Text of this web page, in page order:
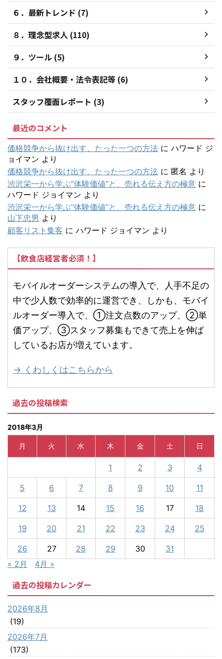
６．最新トレンド (7)
８．理念型求人 (110)
９．ツール (5)
１０．会社概要・法令表記等 (6)
スタッフ覆面レポート (3)
最近のコメント
価格競争から抜け出す、たった一つの方法 に ハワード ジ
ョイマン より
価格競争から抜け出す、たった一つの方法 に 匿名 より
渋沢栄一から学ぶ“体験価値”と、売れる伝え方の極意 に
ハワード ジョイマン より
渋沢栄一から学ぶ“体験価値”と、売れる伝え方の極意 に
山下忠男 より
顧客リスト集客 に ハワード ジョイマン より
【飲食店経営者必須！】
モバイルオーダーシステムの導入で、人手不足の
中で少人数で効率的に運営でき、しかも、モバイ
ルオーダー導入で、①注文点数のアップ、②単
価アップ、③スタッフ募集もできて売上を伸ば
しているお店が増えています。
→ くわしくはこちらから
過去の投稿検索
2018年3月
月 火 水 木 金 土 日
1 2 3 4
5 6 7 8 9 10 11
12 13 14 15 16 17 18
19 20 21 22 23 24 25
26 27 28 29 30
31
« 2月
4月 »
過去の投稿カレンダー
2026年8月
(19)
2026年7月
(173)